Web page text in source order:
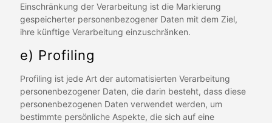
Einschränkung der Verarbeitung ist die Markierung
gespeicherter personenbezogener Daten mit dem Ziel,
ihre künftige Verarbeitung einzuschränken.
e) Profiling
Profiling ist jede Art der automatisierten Verarbeitung
personenbezogener Daten, die darin besteht, dass diese
personenbezogenen Daten verwendet werden, um
bestimmte persönliche Aspekte, die sich auf eine